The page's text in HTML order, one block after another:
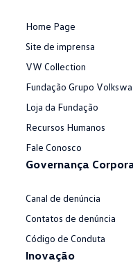
Home Page
Site de imprensa
VW Collection
Fundação Grupo
Loja da Fundação
Recursos Humanos
Fale Conosco
Governança
Canal de denúncia
Contatos de denúncia
Código de Conduta
Inovação